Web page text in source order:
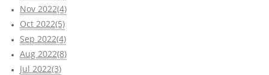
Nov 2022(4)
Oct 2022(5)
Sep 2022(4)
Aug 2022(8)
Jul 2022(3)